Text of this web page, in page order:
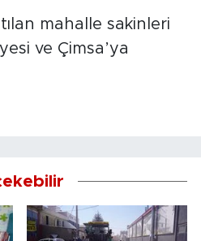
mahalle sakinleri
ve Çimsa’ya